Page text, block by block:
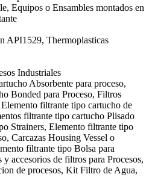
Equipos o Ensambles montados en
API1529, Thermoplasticas
Industriales
Absorbente para proceso,
Bonded para Proceso, Filtros
filtrante tipo cartucho de
filtrante tipo cartucho Plisado
Strainers, Elemento filtrante tipo
Carcazas Housing Vessel o
filtrante tipo Bolsa para
accesorios de filtros para Procesos,
de procesos, Kit Filtro de Agua,